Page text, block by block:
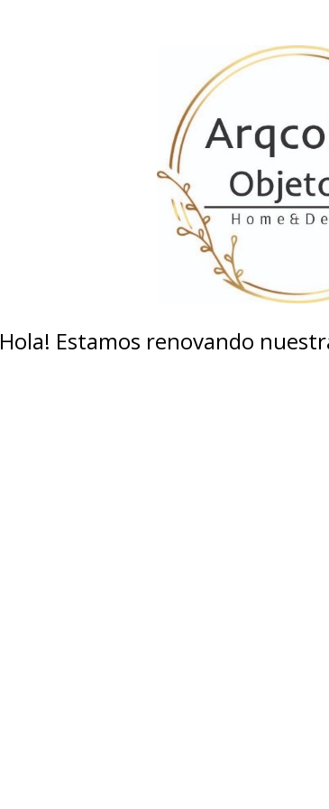
Hola! Estamos renovando